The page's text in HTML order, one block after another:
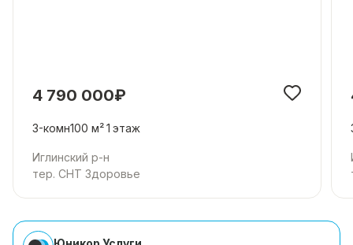
4 790 000₽
3-комн100 м²1 этаж
Иглинский р-н
тер. СНТ Здоровье